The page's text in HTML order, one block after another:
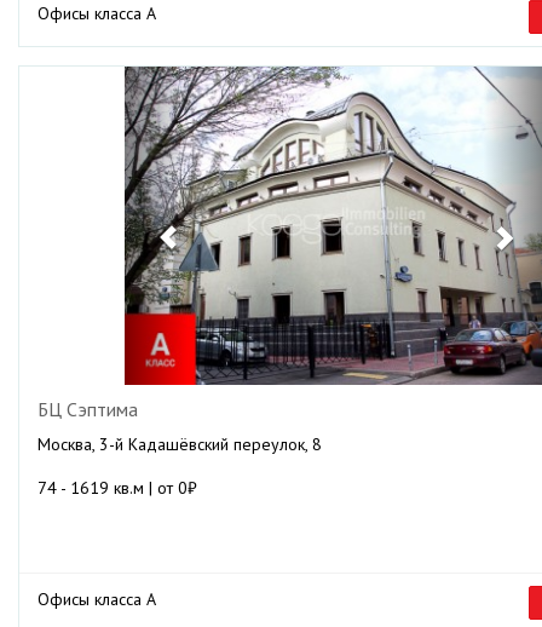
Офисы класса А
Previous
БЦ Сэптима
Москва, 3-й Кадашёвский переулок, 8
74 - 1619 кв.м | от 0₽
Офисы класса А